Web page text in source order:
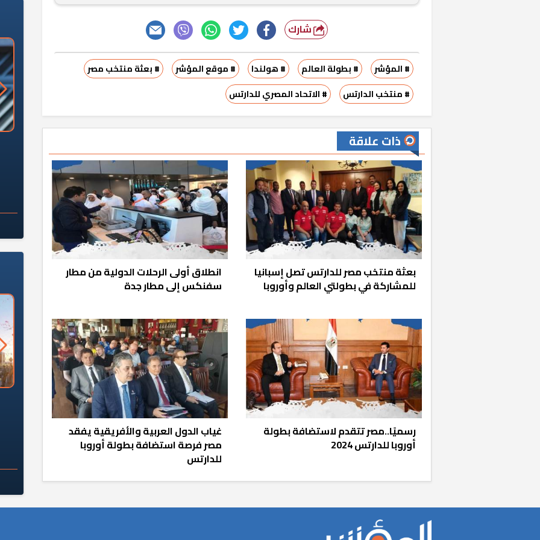
شارك
# المؤشر # بطولة العالم # هولندا # موقع المؤشر
# بعثة منتخب مصر
# منتخب الدارتس
# الاتحاد المصري للدارتس
ذات علاقة
بعثة منتخب مصر للدارتس تصل إسبانيا
للمشاركة في بطولتي العالم وأوروبا
انطلاق أولى الرحلات الدولية من مطار
سفنكس إلى مطار جدة
رسميًا..مصر تتقدم لاستضافة بطولة
أوروبا للدارتس 2024
غياب الدول العربية والأفريقية يفقد
مصر فرصة استضافة بطولة أوروبا
للدارتس
خشبية بفناء مقبرة "باكي" غذائية في أسبوع
«المؤشر» يطرح السؤال الصعب: هل
كان اختيار خريج معهد العاشر من
رمضان وزيرًا للإسكان قرارًا صائبًا؟
لماذا تخالف الشركات العقارية
تعليمات الرئيس السيسي؟